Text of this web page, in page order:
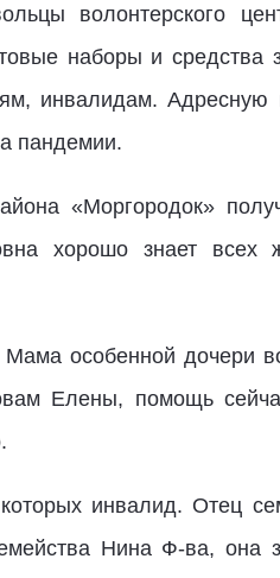
волонтерского
наборы и
инвалидам.
пандемии.
«Моргородок»
хорошо знает всех
особенной дочери
Елены, помощь
инвалид. Отец
Нина Ф-ва, она